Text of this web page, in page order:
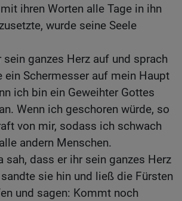
ihren Worten alle Tage in ihn
wurde seine Seele
sein ganzes Herz auf und sprach
ein Schermesser auf mein Haupt
ich bin ein Geweihter Gottes
Wenn ich geschoren würde, so
von mir, sodass ich schwach
andern Menschen.
sah, dass er ihr sein ganzes Herz
sie hin und ließ die Fürsten
und sagen: Kommt noch